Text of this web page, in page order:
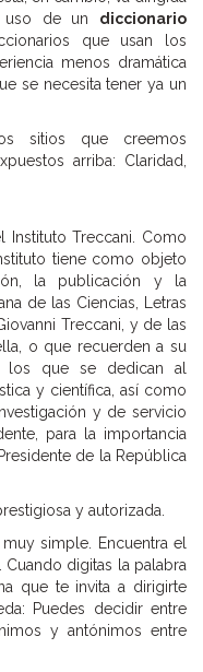
uso de un diccionario
que usan los
menos dramática
se necesita tener ya un
sitios que creemos
arriba: Claridad,
Treccani. Como
tiene como objeto
la publicación y la
de las Ciencias, Letras
Treccani, y de las
o que recuerden a su
los que se dedican al
y científica, así como
y de servicio
para la importancia
de la República
y autorizada.
simple. Encuentra el
Cuando digitas la palabra
que te invita a dirigirte
Puedes decidir entre
y antónimos entre